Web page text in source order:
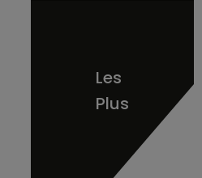
Les
Plus